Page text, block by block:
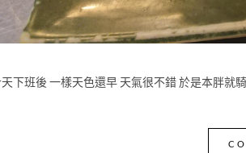
下班後 一樣天色還早 天氣很不錯 於是本胖就